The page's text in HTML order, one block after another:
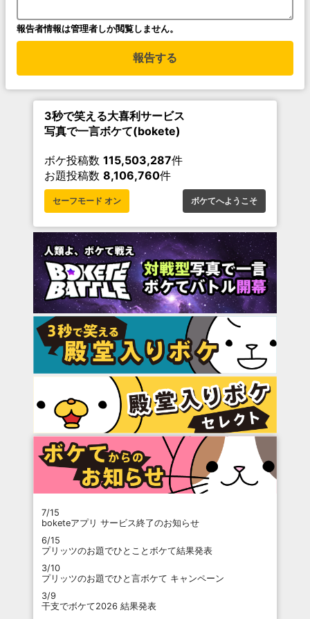
報告者情報は管理者しか閲覧しません。
報告する
3秒で笑える大喜利サービス
写真で一言ボケて(bokete)
ボケ投稿数 115,503,287件
お題投稿数 8,106,760件
セーフモード オン ボケてへようこそ
7/15
boketeアプリ サービス終了のお知らせ
6/15
プリッツのお題でひとことボケて結果発表
3/10
プリッツのお題でひと言ボケて キャンペーン
3/9
干支でボケて2026 結果発表